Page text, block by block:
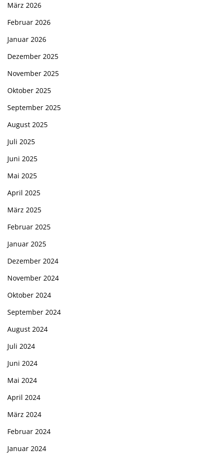
März 2026
Februar 2026
Januar 2026
Dezember 2025
November 2025
Oktober 2025
September 2025
August 2025
Juli 2025
Juni 2025
Mai 2025
April 2025
März 2025
Februar 2025
Januar 2025
Dezember 2024
November 2024
Oktober 2024
September 2024
August 2024
Juli 2024
Juni 2024
Mai 2024
April 2024
März 2024
Februar 2024
Januar 2024